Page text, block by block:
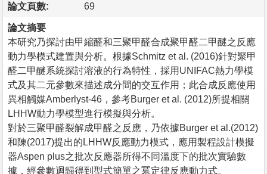
論文頁數: 69
論文摘要
本研究乃探討由甲縮醛和三聚甲醛合成聚甲醛二甲醚之反應
動力學模式建置與分析。根據Schmitz et al. (2016)針對聚甲
醛二甲醚系統探討溶液的行為特性，採用UNIFAC熱力學模
式及其二元參數來描述成分間的交互作用；此合成反應使用
異相觸媒Amberlyst-46，參考Burger et al. (2012)所提相關
LHHW動力學模型進行模擬與分析。
對於三聚甲醛裂解成甲醛之反應，乃依據Burger et al.(2012)
和陳(2017)提出的LHHW反應動力模式，應用製程設計模擬
器Aspen plus之批次反應器所得不同溫度下的批次實驗數
據，經參數迴歸得到型式簡單之冪定律反應動力式。